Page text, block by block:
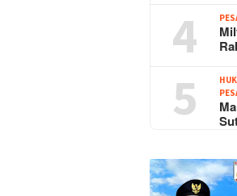
4
5